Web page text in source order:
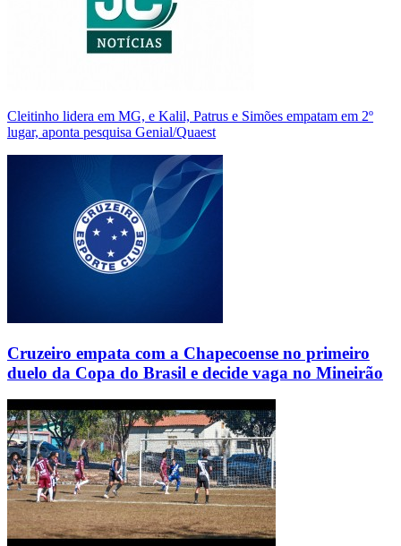
Cleitinho lidera em MG, e Kalil, Patrus e Simões empatam em 2º
lugar, aponta pesquisa Genial/Quaest
Cruzeiro empata com a Chapecoense no primeiro
duelo da Copa do Brasil e decide vaga no Mineirão